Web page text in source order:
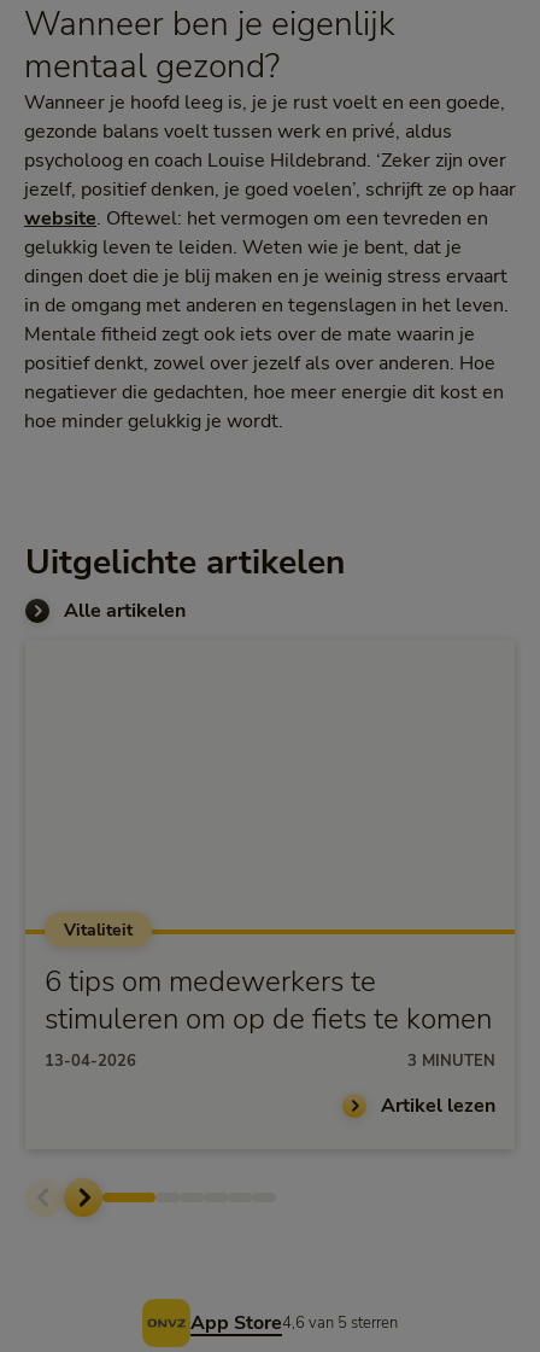
Wanneer ben je eigenlijk
mentaal gezond?
Wanneer je hoofd leeg is, je je rust voelt en een goede,
gezonde balans voelt tussen werk en privé, aldus
psycholoog en coach Louise Hildebrand. ‘Zeker zijn over
jezelf, positief denken, je goed voelen’, schrijft ze op haar
website. Oftewel: het vermogen om een tevreden en
gelukkig leven te leiden. Weten wie je bent, dat je
dingen doet die je blij maken en je weinig stress ervaart
in de omgang met anderen en tegenslagen in het leven.
Mentale fitheid zegt ook iets over de mate waarin je
positief denkt, zowel over jezelf als over anderen. Hoe
negatiever die gedachten, hoe meer energie dit kost en
hoe minder gelukkig je wordt.
Uitgelichte artikelen
Alle artikelen
Vitaliteit
6 tips om medewerkers te
stimuleren om op de fiets te komen
13-04-2026 3 MINUTEN
Artikel lezen
App Store4,6 van 5 sterren